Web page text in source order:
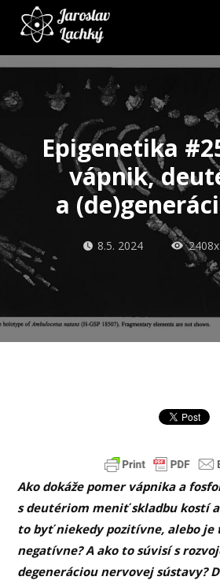
Epigenetika
vápnik,
a
8.5. 2024 2408x
Ako dokáže pomer vápnika a
s deutériom meniť skladbu kostí
to byť niekedy pozitívne, alebo je
negatívne? A ako to súvisí s
degeneráciou nervovej sústavy?